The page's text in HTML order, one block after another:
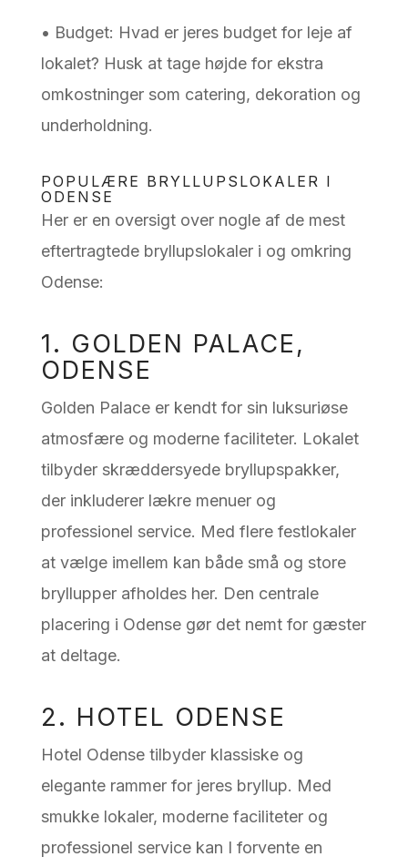
• Budget: Hvad er jeres budget for leje af
lokalet? Husk at tage højde for ekstra
omkostninger som catering, dekoration og
underholdning.
POPULÆRE BRYLLUPSLOKALER I
ODENSE
Her er en oversigt over nogle af de mest
eftertragtede bryllupslokaler i og omkring
Odense:
1. GOLDEN PALACE,
ODENSE
Golden Palace er kendt for sin luksuriøse
atmosfære og moderne faciliteter. Lokalet
tilbyder skræddersyede bryllupspakker,
der inkluderer lækre menuer og
professionel service. Med flere festlokaler
at vælge imellem kan både små og store
bryllupper afholdes her. Den centrale
placering i Odense gør det nemt for gæster
at deltage.
2. HOTEL ODENSE
Hotel Odense tilbyder klassiske og
elegante rammer for jeres bryllup. Med
smukke lokaler, moderne faciliteter og
professionel service kan I forvente en